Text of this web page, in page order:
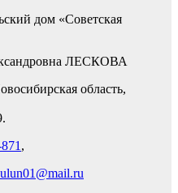
дом «Советская
ЛЕСКОВА
область,
,